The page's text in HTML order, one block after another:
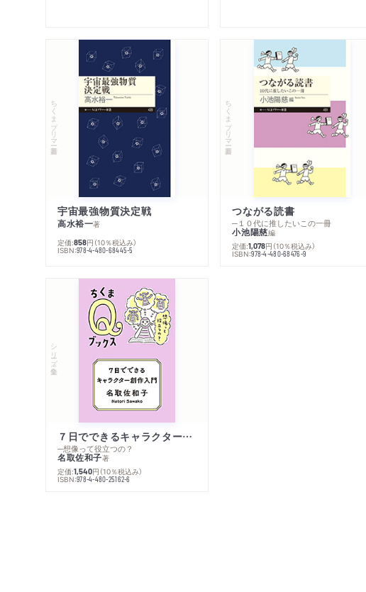
ちくまプリマー新書
宇宙最強物質決定戦
高水裕一著
定価:858円 （10％税込み）
ISBN:978-4-480-68445-5
ちくまプリマー新書
つながる読書
─１０代に推したいこの一冊
小池陽慈編
定価:1,078円 （10％税込み）
ISBN:978-4-480-68476-9
シリーズ・全集
７日でできるキャラクター創作入門
─想像って役立つの？
名取佐和子著
定価:1,540円 （10％税込み）
ISBN:978-4-480-25162-6